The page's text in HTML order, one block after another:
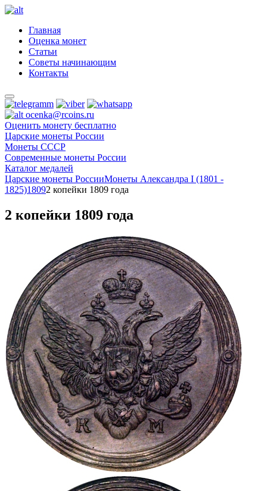
Главная
Оценка монет
Статьи
Советы начинающим
Контакты
ocenka@rcoins.ru
Оценить монету бесплатно
Царские монеты России
Монеты СССР
Современные монеты России
Каталог медалей
Царские монеты РоссииМонеты Александра I (1801 -
1825)18092 копейки 1809 года
2 копейки 1809 года